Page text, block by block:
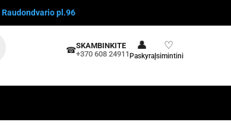
Raudondvario pl.96
☎SKAMBINKITE
+370 608 24911
👤
Paskyra
♡
Įsimintini